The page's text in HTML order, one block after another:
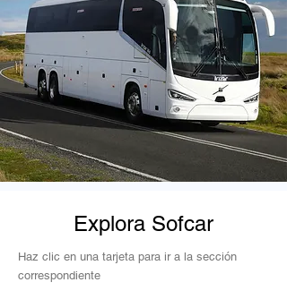
Explora Sofcar
Haz clic en una tarjeta para ir a la sección
correspondiente